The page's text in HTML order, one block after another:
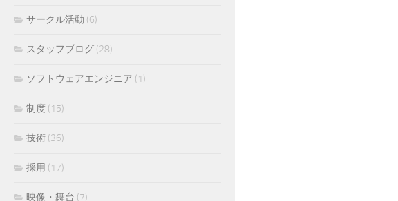
サークル活動 (6)
スタッフブログ (28)
ソフトウェアエンジニア (1)
制度 (15)
技術 (36)
採用 (17)
映像・舞台 (7)